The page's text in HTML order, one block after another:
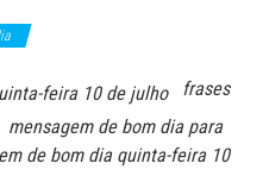
feira 10 de julho
frases
mensagem de bom dia para
de bom dia quinta-feira 10